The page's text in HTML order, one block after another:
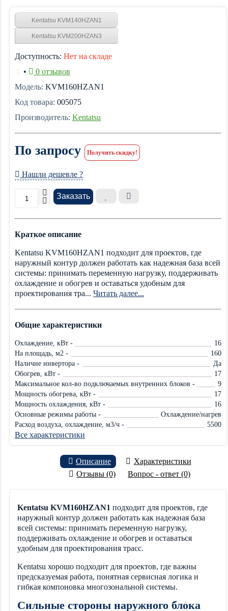
Kentatsu KVM140HZAN1
Kentatsu KVM200HZAN3
Доступность: Нет на складе
•
0 отзывов
Модель: KVM160HZAN1
Код товара: 005075
Производитель: Kentatsu
По запросу Получить скидку!
Нашли дешевле ?
Заказать
Краткое описание
Kentatsu KVM160HZAN1 подходит для проектов, где
наружный контур должен работать как надежная база всей
системы: принимать переменную нагрузку, поддерживать
охлаждение и обогрев и оставаться удобным для
проектирования тра... Читать далее...
Общие характеристики
Охлаждение, кВт -
16
На площадь, м2 -
160
Наличие инвертора -
Да
Обогрев, кВт -
17
Максимальное кол-во подключаемых внутренних блоков -
9
Мощность обогрева, кВт -
17
Мощность охлаждения, кВт -
16
Основные режимы работы -
Охлаждение/нагрев
Расход воздуха, охлаждение, м3/ч -
5500
Все характеристики
Описание
Характеристики
Отзывы (0)
Вопрос - ответ (0)
Kentatsu KVM160HZAN1 подходит для проектов, где
наружный контур должен работать как надежная база
всей системы: принимать переменную нагрузку,
поддерживать охлаждение и обогрев и оставаться
удобным для проектирования трасс.
Kentatsu хорошо подходит для проектов, где важны
предсказуемая работа, понятная сервисная логика и
гибкая компоновка многозональной системы.
Сильные стороны наружного блока